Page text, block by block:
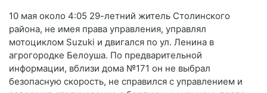
10 мая около 4:05 29-летний житель Столинского
района, не имея права управления, управлял
мотоциклом Suzuki и двигался по ул. Ленина в
агрогородке Белоуша. По предварительной
информации, вблизи дома №171 он не выбрал
безопасную скорость, не справился с управлением и